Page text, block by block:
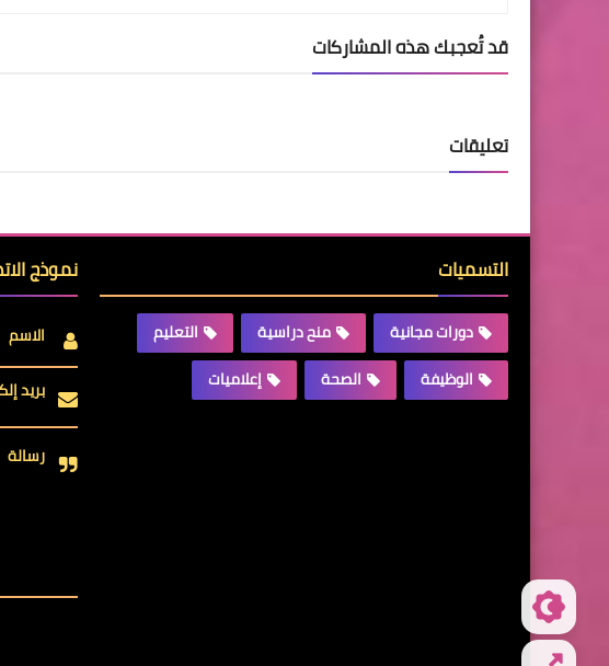
قد تُعجبك هذه المشاركات
تعليقات
التسميات
دورات مجانية منح دراسية
التعليم
الوظيفة
الصحة إعلاميات
نموذج
الاسم
بريد
رسالة